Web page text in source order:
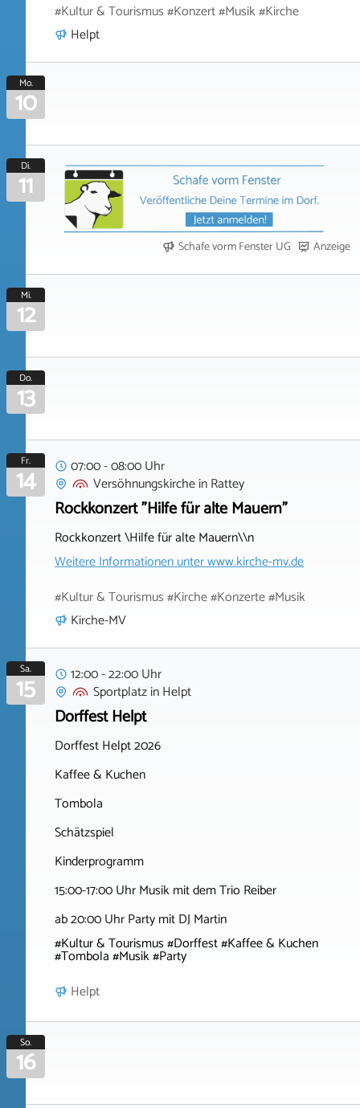
#Kultur & Tourismus #Konzert #Musik #Kirche
Helpt
Mo.
10
Di.
11
Schafe vorm Fenster UG Anzeige
Mi.
12
Do.
13
Fr.
14
07:00 - 08:00 Uhr
VersöhnungskircheinRattey
Rockkonzert "Hilfe für alte Mauern"
Rockkonzert \Hilfe für alte Mauern\\n
Weitere Informationen unterwww.kirche-mv.de
#Kultur & Tourismus #Kirche #Konzerte #Musik
Kirche-MV
Sa.
15
12:00 - 22:00 Uhr
SportplatzinHelpt
Dorffest Helpt
Dorffest Helpt 2026
Kaffee & Kuchen
Tombola
Schätzspiel
Kinderprogramm
15:00-17:00 Uhr Musik mit dem Trio Reiber
ab 20:00 Uhr Party mit DJ Martin
#Kultur & Tourismus #Dorffest #Kaffee & Kuchen
#Tombola #Musik #Party
Helpt
So.
16